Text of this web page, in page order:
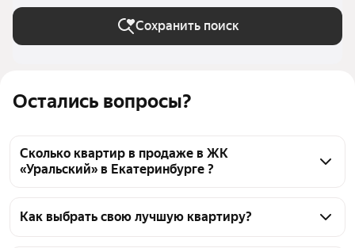
Остались вопросы?
Сколько квартир в продаже в ЖК
«Уральский» в Екатеринбурге ?
«Уральский» в Екатеринбурге 36 квартир, из них 1
Как выбрать свою лучшую квартиру?
Сохранить поиск